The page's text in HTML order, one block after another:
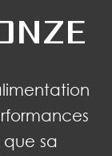
sa